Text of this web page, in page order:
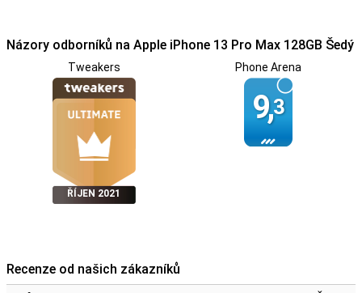
Názory odborníků na Apple iPhone 13 Pro Max 128GB Šedý
Tweakers
ŘÍJEN 2021
Phone Arena
9,3
Recenze od našich zákazníků